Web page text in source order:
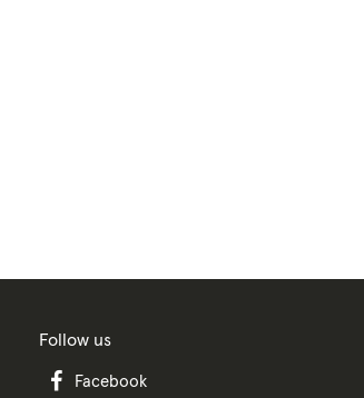
Follow us
Facebook